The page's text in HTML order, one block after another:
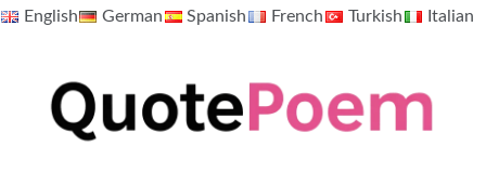
SkipEnglish German Spanish French Turkish Italian